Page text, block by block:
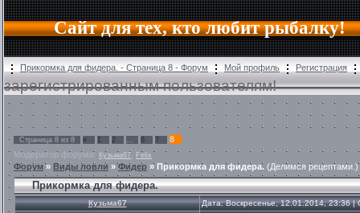
Сайт для тех, кто любит рыбалку!
Прикормка для фидера. - Страница 8 - Форум Мой профиль Регистрация
зарегистрированным пользователям!
Страница 8 из 8 « 1 2 … 6 7
8
Модератор форума: Кузьма67 Felix
Форум» Виды ловли »Фидер »Прикормка для фидера. (Делимся рецептами.)
Прикормка для фидера.
Кузьма67 Дата: Воскресенье, 12.01.2014, 23:36